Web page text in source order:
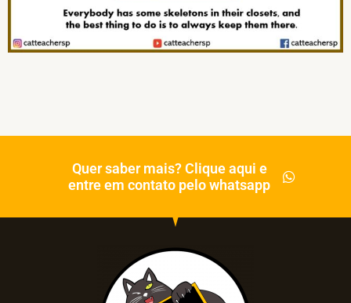
Quer saber mais? Clique aqui e
entre em contato pelo whatsapp